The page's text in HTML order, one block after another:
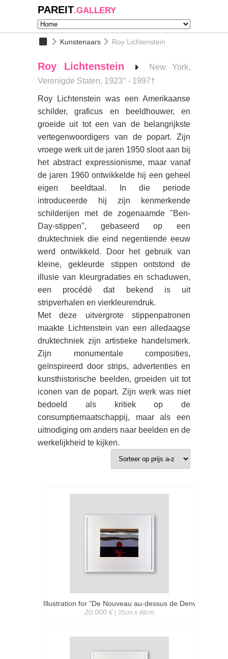
PAREIT.GALLERY
Kunstenaars Roy Lichtenstein
Roy Lichtenstein
New York,
Verenigde Staten, 1923° - 1997†
Roy Lichtenstein was een Amerikaanse
schilder, graficus en beeldhouwer, en
groeide uit tot een van de belangrijkste
vertegenwoordigers van de popart. Zijn
vroege werk uit de jaren 1950 sloot aan bij
het abstract expressionisme, maar vanaf
de jaren 1960 ontwikkelde hij een geheel
eigen beeldtaal. In die periode
introduceerde hij zijn kenmerkende
schilderijen met de zogenaamde "Ben-
Day-stippen", gebaseerd op een
druktechniek die eind negentiende eeuw
werd ontwikkeld. Door het gebruik van
kleine, gekleurde stippen ontstond de
illusie van kleurgradaties en schaduwen,
een procédé dat bekend is uit
stripverhalen en vierkleurendruk.
Met deze uitvergrote stippenpatronen
maakte Lichtenstein van een alledaagse
druktechniek zijn artistieke handelsmerk.
Zijn monumentale composities,
geïnspireerd door strips, advertenties en
kunsthistorische beelden, groeiden uit tot
iconen van de popart. Zijn werk was niet
bedoeld als kritiek op de
consumptiemaatschappij, maar als een
uitnodiging om anders naar beelden en de
werkelijkheid te kijken.
Illustration for "De Nouveau au-dessus de Denver"
20.000 €| 35cm x 48cm